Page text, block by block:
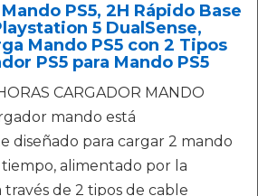
PS5, 2H Rápido Base
5 DualSense,
Mando PS5 con 2 Tipos
PS5 para Mando PS5
CARGADOR MANDO
mando está
diseñado para cargar 2 mando
tiempo, alimentado por la
través de 2 tipos de cable